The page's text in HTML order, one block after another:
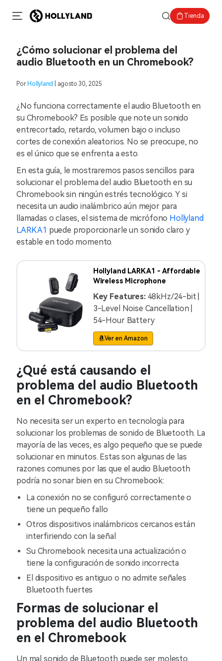
Tienda
¿Cómo solucionar el problema del
audio Bluetooth en un Chromebook?
Por Hollyland | agosto 30, 2025
¿No funciona correctamente el audio Bluetooth en
su Chromebook? Es posible que note un sonido
entrecortado, retardo, volumen bajo o incluso
cortes de conexión aleatorios. No se preocupe, no
es el único que se enfrenta a esto.
En esta guía, le mostraremos pasos sencillos para
solucionar el problema del audio Bluetooth en su
Chromebook sin ningún estrés tecnológico. Y si
necesita un audio inalámbrico aún mejor para
llamadas o clases, el sistema de micrófono Hollyland
LARK A1 puede proporcionarle un sonido claro y
estable en todo momento.
Hollyland LARK A1 - Affordable
Wireless Microphone
Key Features: 48kHz/24-bit |
3-Level Noise Cancellation |
54-Hour Battery
Ver en Amazon
¿Qué está causando el
problema del audio Bluetooth
en el Chromebook?
No necesita ser un experto en tecnología para
solucionar los problemas de sonido de Bluetooth. La
mayoría de las veces, es algo pequeño que se puede
solucionar en minutos. Estas son algunas de las
razones comunes por las que el audio Bluetooth
podría no sonar bien en su Chromebook:
La conexión no se configuró correctamente o
tiene un pequeño fallo
Otros dispositivos inalámbricos cercanos están
interfiriendo con la señal
Su Chromebook necesita una actualización o
tiene la configuración de sonido incorrecta
El dispositivo es antiguo o no admite señales
Bluetooth fuertes
Formas de solucionar el
problema del audio Bluetooth
en el Chromebook
Un mal sonido de Bluetooth puede ser molesto,